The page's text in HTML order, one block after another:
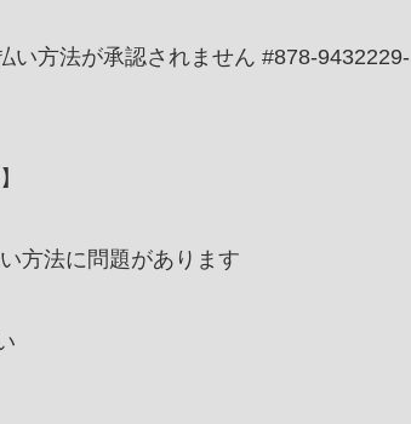
い方法が承認されません #878-9432229-
方法に問題があります